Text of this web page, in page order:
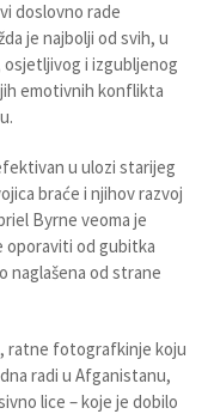
doslovno rade
je najbolji od svih, u
osjetljivog i izgubljenog
emotivnih konflikta
u ulozi starijeg
braće i njihov razvoj
Byrne veoma je
oporaviti od gubitka
naglašena od strane
ratne fotografkinje koju
radi u Afganistanu,
lice – koje je dobilo